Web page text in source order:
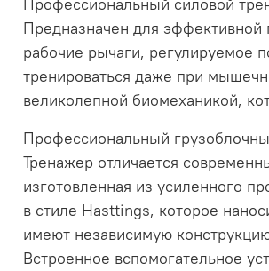
Профессиональный силовой
Предназначен для
рабочие рычаги, регулируемое
тренироваться даже при
великолепной биомеханикой,
Профессиональный
Тренажер отличается
изготовленная из усиленного
в стиле Hasttings, которое
имеют независимую
Встроенное вспомогательное